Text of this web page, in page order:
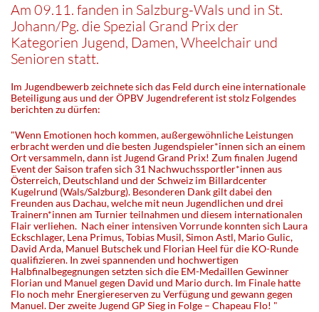
Am 09.11. fanden in Salzburg-Wals und in St.
Johann/Pg. die Spezial Grand Prix der
Kategorien Jugend, Damen, Wheelchair und
Senioren statt.
Im Jugendbewerb zeichnete sich das Feld durch eine internationale
Beteiligung aus und der ÖPBV Jugendreferent ist stolz Folgendes
berichten zu dürfen:
"Wenn Emotionen hoch kommen, außergewöhnliche Leistungen
erbracht werden und die besten Jugendspieler*innen sich an einem
Ort versammeln, dann ist Jugend Grand Prix! Zum finalen Jugend
Event der Saison trafen sich 31 Nachwuchssportler*innen aus
Österreich, Deutschland und der Schweiz im Billardcenter
Kugelrund (Wals/Salzburg). Besonderen Dank gilt dabei den
Freunden aus Dachau, welche mit neun Jugendlichen und drei
Trainern*innen am Turnier teilnahmen und diesem internationalen
Flair verliehen. Nach einer intensiven Vorrunde konnten sich Laura
Eckschlager, Lena Primus, Tobias Musil, Simon Astl, Mario Gulic,
David Arda, Manuel Butschek und Florian Heel für die KO-Runde
qualifizieren. In zwei spannenden und hochwertigen
Halbfinalbegegnungen setzten sich die EM-Medaillen Gewinner
Florian und Manuel gegen David und Mario durch. Im Finale hatte
Flo noch mehr Energiereserven zu Verfügung und gewann gegen
Manuel. Der zweite Jugend GP Sieg in Folge – Chapeau Flo! "